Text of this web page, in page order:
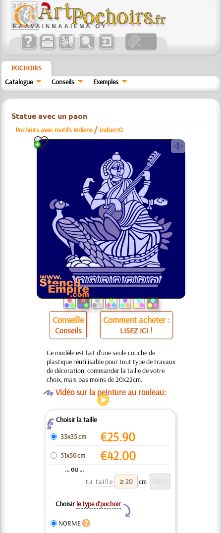
POCHOIRS
Catalogue
Conseils Exemples
Statue avec un paon
Pochoirs avec motifs indiens / indian10
a
Conseille
Conseils
Comment acheter :
LISEZ ICI !
Ce modèle est fait d'une seule couche de
plastique réutilisable pour tout type de travaux
de décoration, commander la taille de votre
choix, mais pas moins de 20x22cm.
OVidéo sur la peinture au rouleau:
ZChoisir la taille
33x35 cm
€25.90
51x56 cm €42.00
... ou ...
ta taille
cm
Choisir le type d’pochoir
Y
NORME